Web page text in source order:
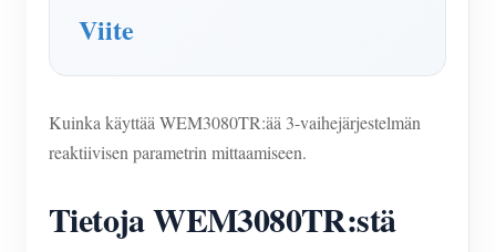
Meistä
Viite
Kuinka käyttää WEM3080TR:ää 3-vaihejärjestelmän
reaktiivisen parametrin mittaamiseen.
Tietoja WEM3080TR:stä